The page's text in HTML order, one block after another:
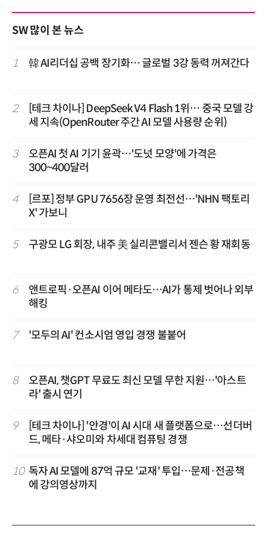
SW 많이 본 뉴스
1 韓 AI리더십 공백 장기화… 글로벌 3강 동력 꺼져간다
2
[테크 차이나] DeepSeek V4 Flash 1위… 중국 모델 강
세 지속(OpenRouter 주간 AI 모델 사용량 순위)
3
오픈AI 첫 AI 기기 윤곽…'도넛 모양'에 가격은
300~400달러
4
[르포] 정부 GPU 7656장 운영 최전선…'NHN 팩토리
X' 가보니
5 구광모 LG 회장, 내주 美 실리콘밸리서 젠슨 황 재회동
6
앤트로픽·오픈AI 이어 메타도…AI가 통제 벗어나 외부
해킹
7 '모두의 AI' 컨소시엄 영입 경쟁 불붙어
8
오픈AI, 챗GPT 무료도 최신 모델 무한 지원…'아스트
라' 출시 연기
9
[테크 차이나] '안경'이 AI 시대 새 플랫폼으로…선더버
드, 메타·샤오미와 차세대 컴퓨팅 경쟁
10 독자 AI 모델에 87억 규모 '교재' 투입…문제·전공책
에 강의영상까지